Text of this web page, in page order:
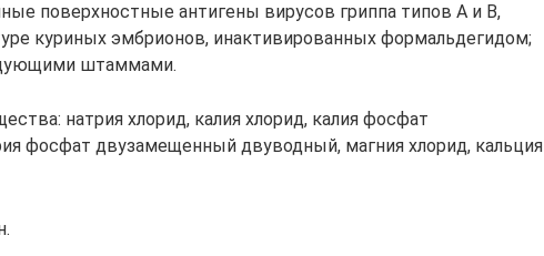
поверхностные антигены вирусов гриппа типов A и B,
куриных эмбрионов, инактивированных формальдегидом;
штаммами.
натрия хлорид, калия хлорид, калия фосфат
фосфат двузамещенный двуводный, магния хлорид, кальция